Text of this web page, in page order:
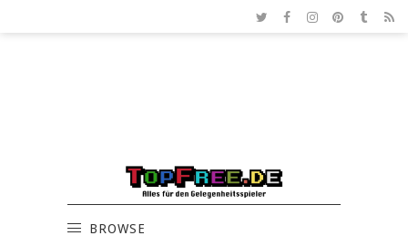
BROWSE